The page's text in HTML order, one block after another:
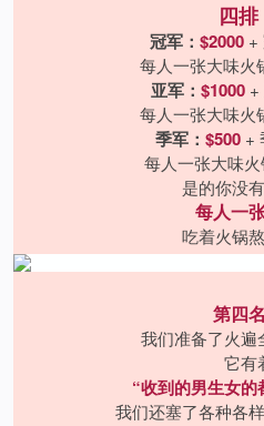
四排
冠军： $2000+
每人一张大味火
亚军： $1000
每人一张大味火
季军： $500 +
每人一张大味
是的你没
每人一
吃着火锅
第四
我们准备了火遍
它有
“收到的男生女
我们还塞了各种各